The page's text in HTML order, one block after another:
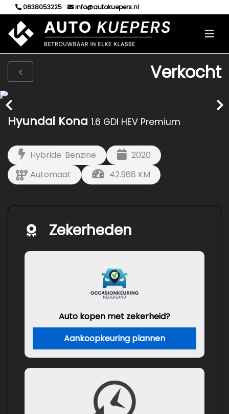
0638053225 info@autokuepers.nl
Verkocht
Hyundai Kona 1.6 GDI HEV Premium
Hybride: Benzine
2020
Automaat
42.968 KM
Zekerheden
Auto kopen met zekerheid?
Aankoopkeuring plannen